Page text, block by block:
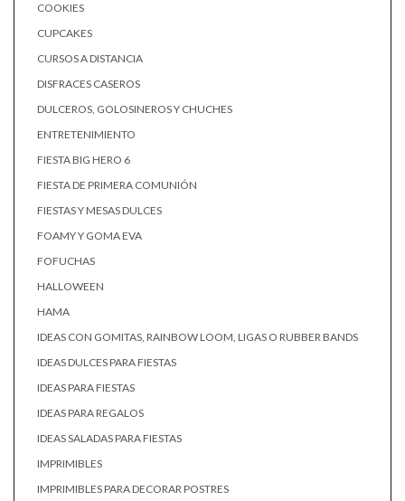
COOKIES
CUPCAKES
CURSOS A DISTANCIA
DISFRACES CASEROS
DULCEROS, GOLOSINEROS Y CHUCHES
ENTRETENIMIENTO
FIESTA BIG HERO 6
FIESTA DE PRIMERA COMUNIÓN
FIESTAS Y MESAS DULCES
FOAMY Y GOMA EVA
FOFUCHAS
HALLOWEEN
HAMA
IDEAS CON GOMITAS, RAINBOW LOOM, LIGAS O RUBBER BANDS
IDEAS DULCES PARA FIESTAS
IDEAS PARA FIESTAS
IDEAS PARA REGALOS
IDEAS SALADAS PARA FIESTAS
IMPRIMIBLES
IMPRIMIBLES PARA DECORAR POSTRES